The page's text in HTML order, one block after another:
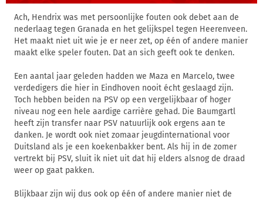
Ach, Hendrix was met persoonlijke fouten ook debet aan de
nederlaag tegen Granada en het gelijkspel tegen Heerenveen.
Het maakt niet uit wie je er neer zet, op één of andere manier
maakt elke speler fouten. Dat an sich geeft ook te denken.
Een aantal jaar geleden hadden we Maza en Marcelo, twee
verdedigers die hier in Eindhoven nooit écht geslaagd zijn.
Toch hebben beiden na PSV op een vergelijkbaar of hoger
niveau nog een hele aardige carrière gehad. Die Baumgartl
heeft zijn transfer naar PSV natuurlijk ook ergens aan te
danken. Je wordt ook niet zomaar jeugdinternational voor
Duitsland als je een koekenbakker bent. Als hij in de zomer
vertrekt bij PSV, sluit ik niet uit dat hij elders alsnog de draad
weer op gaat pakken.
Blijkbaar zijn wij dus ook op één of andere manier niet de